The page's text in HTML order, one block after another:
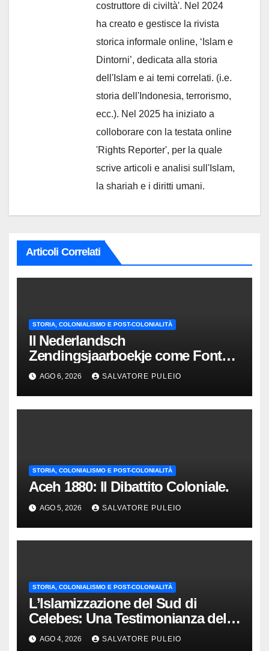
costruttore di civiltà'. Nel 2024
ha creato e gestisce la rivista
storica informale online, ‘Islam e
Dintorni’, dedicata alla storia
dell'Islam e ai temi correlati. (i.e.
storia dell'Indonesia, terrorismo,
ecc.). Nel 2025 ha iniziato a
colloborare con la testata online
'Rights Reporter', per la quale
scrive articoli e analisi sull'Islam,
la shariah e i diritti umani.
Articoli Correlati
STORIA, COLONIALISMO E POST-COLONIALITÀ
Il Nederlandsch
Zendingsjaarboekje come Fonte
Storica delle Indie Orientali
AGO 6, 2026 SALVATORE PULEIO
STORIA, COLONIALISMO E POST-COLONIALITÀ
Aceh 1880: Il Dibattito Coloniale.
AGO 5, 2026 SALVATORE PULEIO
STORIA, COLONIALISMO E POST-COLONIALITÀ
L’Islamizzazione del Sud di
Celebes: Una Testimonianza del
1840.
AGO 4, 2026 SALVATORE PULEIO